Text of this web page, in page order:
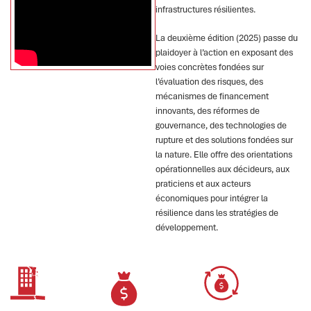
infrastructures résilientes.
La deuxième édition (2025) passe du
plaidoyer à l’action en exposant des
voies concrètes fondées sur
l’évaluation des risques, des
mécanismes de financement
innovants, des réformes de
gouvernance, des technologies de
rupture et des solutions fondées sur
la nature. Elle offre des orientations
opérationnelles aux décideurs, aux
praticiens et aux acteurs
économiques pour intégrer la
résilience dans les stratégies de
développement.